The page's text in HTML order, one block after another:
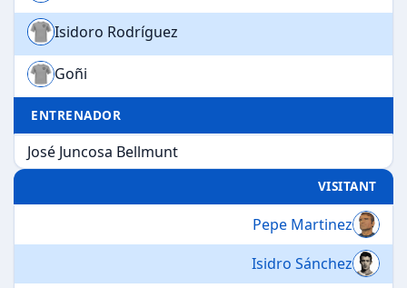
Isidoro Rodríguez
Goñi
ENTRENADOR
José Juncosa Bellmunt
VISITANT
Pepe Martinez
Isidro Sánchez